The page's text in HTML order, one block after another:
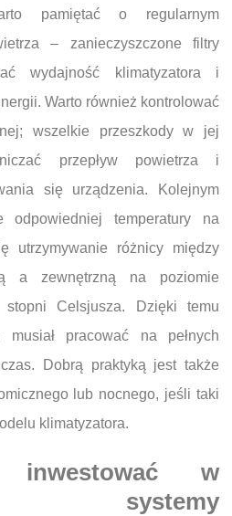
pamiętać o regularnym
– zanieczyszczone filtry
wydajność klimatyzatora i
Warto również kontrolować
wszelkie przeszkody w jej
przepływ powietrza i
się urządzenia. Kolejnym
odpowiedniej temperatury na
utrzymywanie różnicy między
a zewnętrzną na poziomie
stopni Celsjusza. Dzięki temu
pracować na pełnych
Dobrą praktyką jest także
lub nocnego, jeśli taki
klimatyzatora.
w
systemy